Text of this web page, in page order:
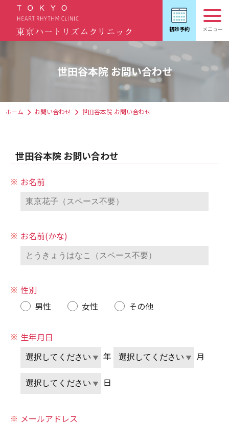
世田谷本院 お問い合わせ
ホーム お問い合わせ 世田谷本院 お問い合わせ
世田谷本院 お問い合わせ
お名前
お名前(かな)
性別
男性
女性 その他
生年月日
年
月
日
メールアドレス